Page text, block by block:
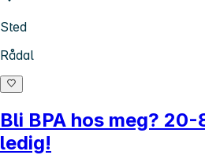
Sted
Rådal
Bli BPA hos meg?
ledig!